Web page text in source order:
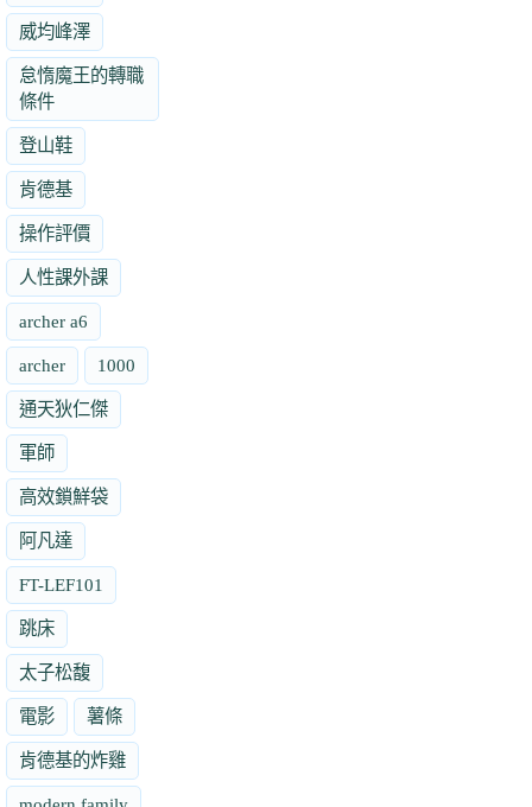
威均峰澤
怠惰魔王的轉職
條件
登山鞋
肯德基
操作評價
人性課外課
archer a6
archer 1000
通天狄仁傑
軍師
高效鎖鮮袋
阿凡達
FT-LEF101
跳床
太子松馥
電影 薯條
肯德基的炸雞